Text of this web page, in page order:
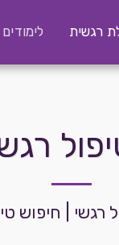
רגשית
| חיפוש